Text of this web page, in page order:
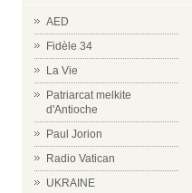
AED
Fidèle 34
La Vie
Patriarcat melkite
d'Antioche
Paul Jorion
Radio Vatican
UKRAINE